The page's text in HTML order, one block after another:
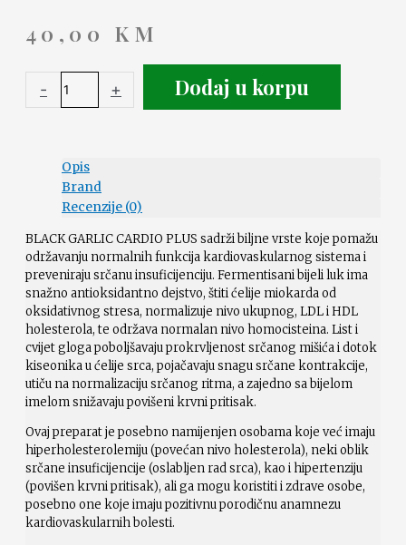
40,00 KM
- + Dodaj u korpu
Opis
Brand
Recenzije (0)
BLACK GARLIC CARDIO PLUS sadrži biljne vrste koje pomažu
održavanju normalnih funkcija kardiovaskularnog sistema i
preveniraju srčanu insuficijenciju. Fermentisani bijeli luk ima
snažno antioksidantno dejstvo, štiti ćelije miokarda od
oksidativnog stresa, normalizuje nivo ukupnog, LDL i HDL
holesterola, te održava normalan nivo homocisteina. List i
cvijet gloga poboljšavaju prokrvljenost srčanog mišića i dotok
kiseonika u ćelije srca, pojačavaju snagu srčane kontrakcije,
utiču na normalizaciju srčanog ritma, a zajedno sa bijelom
imelom snižavaju povišeni krvni pritisak.
Ovaj preparat je posebno namijenjen osobama koje već imaju
hiperholesterolemiju (povećan nivo holesterola), neki oblik
srčane insuficijencije (oslabljen rad srca), kao i hipertenziju
(povišen krvni pritisak), ali ga mogu koristiti i zdrave osobe,
posebno one koje imaju pozitivnu porodičnu anamnezu
kardiovaskularnih bolesti.